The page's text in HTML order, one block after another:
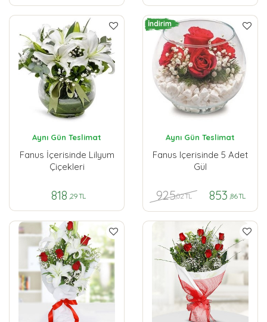
Aynı Gün Teslimat
Fanus İçerisinde Lilyum
Çiçekleri
818 ,29 TL
İndirim
Aynı Gün Teslimat
Fanus Içerisinde 5 Adet
Gül
925,02 TL 853 ,86 TL